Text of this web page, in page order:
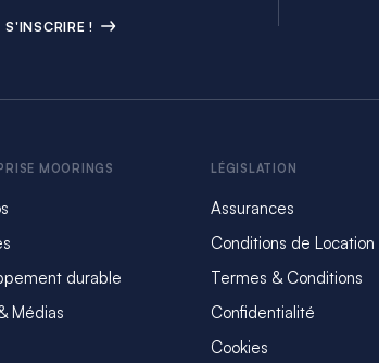
S'INSCRIRE !
MOORINGS
durable
Médias
LÉGISLATION
Assurances
Conditions de Location
Termes & Conditions
Confidentialité
Cookies